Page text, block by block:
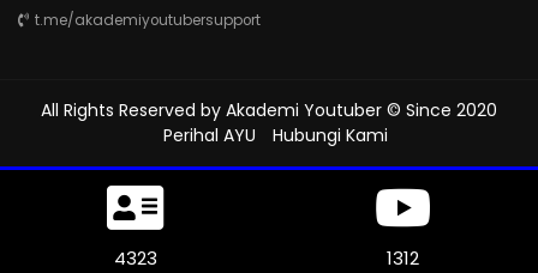
t.me/akademiyoutubersupport
All Rights Reserved by Akademi Youtuber © Since 2020
Perihal AYU
Hubungi Kami
4617 1312